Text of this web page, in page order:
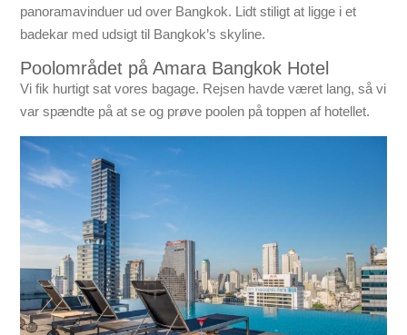
panoramavinduer ud over Bangkok. Lidt stiligt at ligge i et
badekar med udsigt til Bangkok’s skyline.
Poolområdet på Amara Bangkok Hotel
Vi fik hurtigt sat vores bagage. Rejsen havde været lang, så vi
var spændte på at se og prøve poolen på toppen af hotellet.